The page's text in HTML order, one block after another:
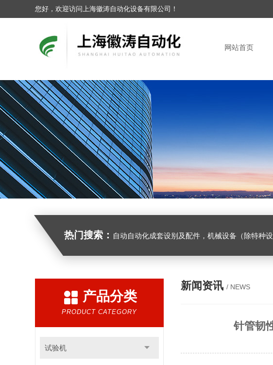
您好，欢迎访问上海徽涛自动化设备有限公司！
网站首页
热门搜索： 自动自动化成套设别及配件，机械设备（除特种设备）及配件制造，加工（以上限分支机构经营），设计，批发，零售，模具，五金制品，工具加工（限分支机构经营），设计，批发，零售。五金交电，金属材料，金属制品，不锈钢制品，建筑材料，钢材，橡塑制品，环保设备，润滑剂，汽车配件，摩托车配件的批发，零售。（企业经营涉及行政许可的，凭许可证件经营）化成套设别及配件，机械设备（除特种设备）及配件制造，加工（以上限分支机构经营），设计，批发，零售
产品分类
PRODUCT CATEGORY
试验机
新闻资讯 / NEWS
针管韧